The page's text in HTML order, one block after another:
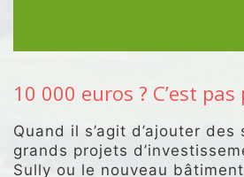
10 000 euros ? C’est
Quand il s’agit d’ajouter des
grands projets
Sully ou le nouveau